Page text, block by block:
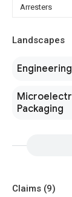
Arresters
Landscapes
Packaging
Claims (9)